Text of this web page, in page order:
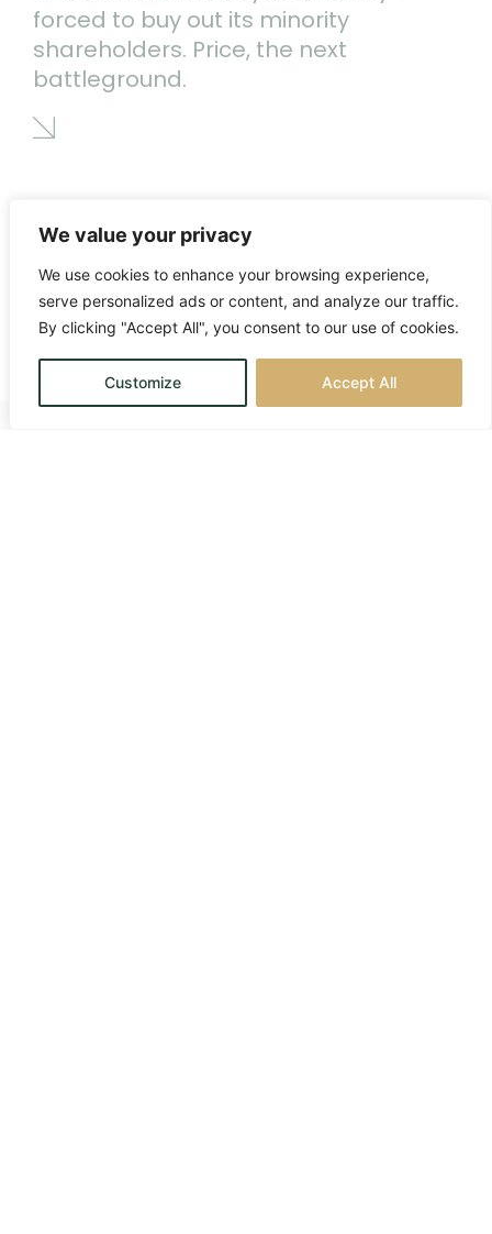
We value your privacy
We use cookies to enhance your browsing experience,
serve personalized ads or content, and analyze our traffic.
By clicking "Accept All", you consent to our use of cookies.
Customize Accept All
forced to buy out its minority
shareholders. Price, the next
battleground.